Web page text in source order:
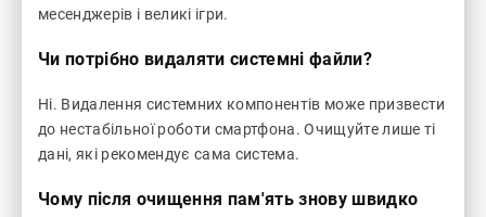
месенджерів і великі ігри.
Чи потрібно видаляти системні файли?
Ні. Видалення системних компонентів може призвести
до нестабільної роботи смартфона. Очищуйте лише ті
дані, які рекомендує сама система.
Чому після очищення пам'ять знову швидко